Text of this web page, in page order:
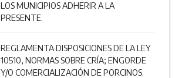
LOS MUNICIPIOS ADHERIR A LA
PRESENTE.
REGLAMENTA DISPOSICIONES DE LA LEY
10510, NORMAS SOBRE CRÍA; ENGORDE
Y/O COMERCIALIZACIÓN DE PORCINOS.